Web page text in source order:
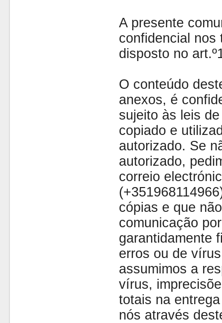
A presente
confidencial nos
disposto no
O conteúdo
anexos, é
sujeito às leis
copiado e
autorizado. Se
autorizado,
correio
cópias e que
comunicação
garantidamente
erros ou de
assumimos a
vírus,
totais na
nós através